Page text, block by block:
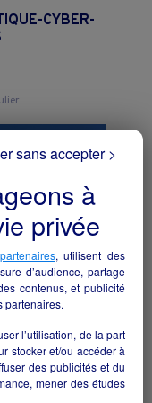
CYBER-
33820
à
privée
, utilisent des
d’audience, partage
contenus, et publicité
partenaires.
l’utilisation, de la part
stocker et/ou accéder à
des publicités et du
mener des études
sans accepter >